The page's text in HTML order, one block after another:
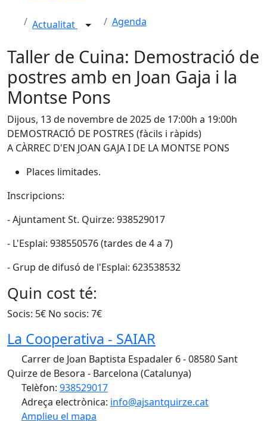
Actualitat Agenda
Taller de Cuina: Demostració de
postres amb en Joan Gaja i la
Montse Pons
Dijous, 13 de novembre de 2025 de 17:00h a 19:00h
DEMOSTRACIÓ DE POSTRES (fàcils i ràpids)
A CÀRREC D'EN JOAN GAJA I DE LA MONTSE PONS
Places limitades.
Inscripcions:
- Ajuntament St. Quirze: 938529017
- L'Esplai: 938550576 (tardes de 4 a 7)
- Grup de difusó de l'Esplai: 623538532
Quin cost té:
Socis: 5€ No socis: 7€
La Cooperativa - SAIAR
Carrer de Joan Baptista Espadaler 6 - 08580 Sant
Quirze de Besora - Barcelona (Catalunya)
Telèfon: 938529017
Adreça electrònica: info@ajsantquirze.cat
Amplieu el mapa